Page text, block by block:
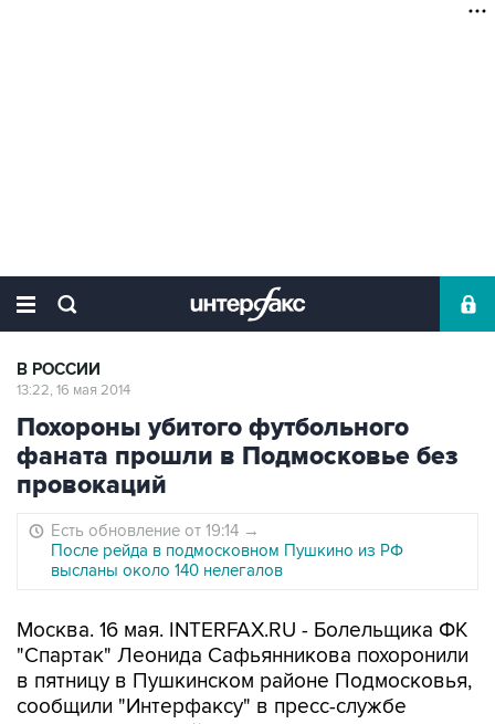
В РОССИИ
13:22, 16 мая 2014
Похороны убитого футбольного
фаната прошли в Подмосковье без
провокаций
Есть обновление от 19:14 →
После рейда в подмосковном Пушкино из РФ
высланы около 140 нелегалов
Москва. 16 мая. INTERFAX.RU - Болельщика ФК
"Спартак" Леонида Сафьянникова похоронили
в пятницу в Пушкинском районе Подмосковья,
сообщили "Интерфаксу" в пресс-службе